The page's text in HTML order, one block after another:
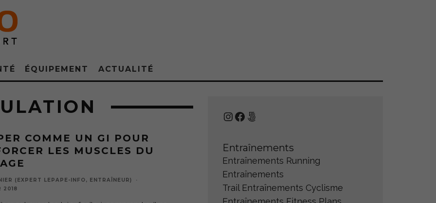
ÉQUIPEMENT ACTUALITÉ
COMME UN GI POUR
LES MUSCLES DU
(EXPERT LEPAPE-INFO, ENTRAÎNEUR)
·
2018
Instagram
Facebook
500px
Entraînements
Entraînements Running
Entraînements
Trail Entraînements Cyclisme